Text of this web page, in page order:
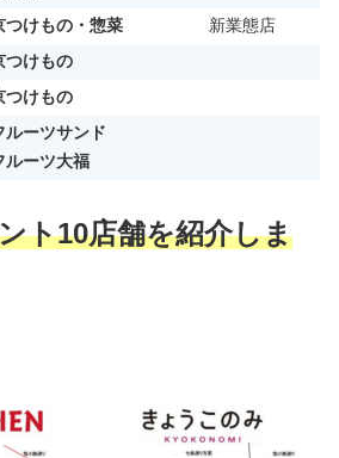
つけもの・惣菜
新業態店
つけもの
つけもの
ルーツサンド
ルーツ大福
ト10店舗を紹介しま